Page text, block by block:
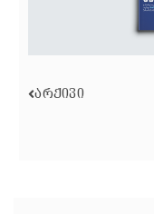
ᲐᲠᲥᲘᲕᲘ